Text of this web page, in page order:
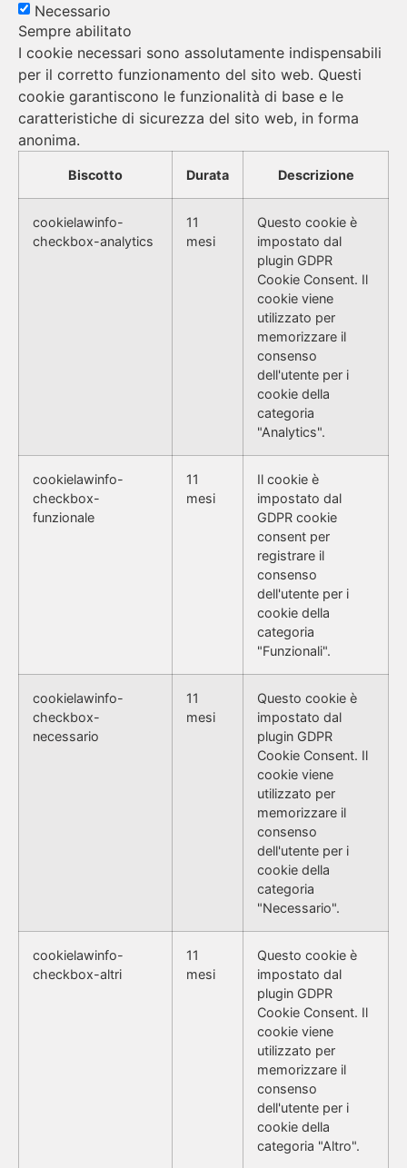
Necessario
Sempre abilitato
I cookie necessari sono assolutamente indispensabili
per il corretto funzionamento del sito web. Questi
cookie garantiscono le funzionalità di base e le
caratteristiche di sicurezza del sito web, in forma
anonima.
Biscotto Durata Descrizione
cookielawinfo-
checkbox-analytics
11
mesi
Questo cookie è
impostato dal
plugin GDPR
Cookie Consent. Il
cookie viene
utilizzato per
memorizzare il
consenso
dell'utente per i
cookie della
categoria
"Analytics".
cookielawinfo-
checkbox-
funzionale
11
mesi
Il cookie è
impostato dal
GDPR cookie
consent per
registrare il
consenso
dell'utente per i
cookie della
categoria
"Funzionali".
cookielawinfo-
checkbox-
necessario
11
mesi
Questo cookie è
impostato dal
plugin GDPR
Cookie Consent. Il
cookie viene
utilizzato per
memorizzare il
consenso
dell'utente per i
cookie della
categoria
"Necessario".
cookielawinfo-
checkbox-altri
11
mesi
Questo cookie è
impostato dal
plugin GDPR
Cookie Consent. Il
cookie viene
utilizzato per
memorizzare il
consenso
dell'utente per i
cookie della
categoria "Altro".